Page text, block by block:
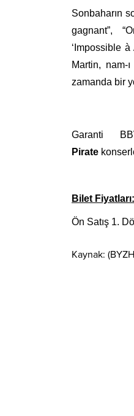
Sonbaharın
gagnant”,
‘Impossible à
Martin, nam-
zamanda bir
Garanti
Pirate
Bilet Fiyatları:
Ön Satış 1.
Kaynak: